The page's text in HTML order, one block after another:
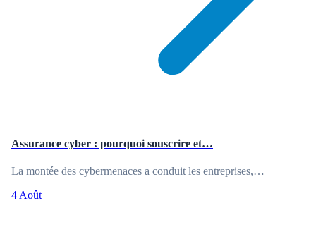
Assurance cyber : pourquoi souscrire et…
La montée des cybermenaces a conduit les entreprises,…
4 Août